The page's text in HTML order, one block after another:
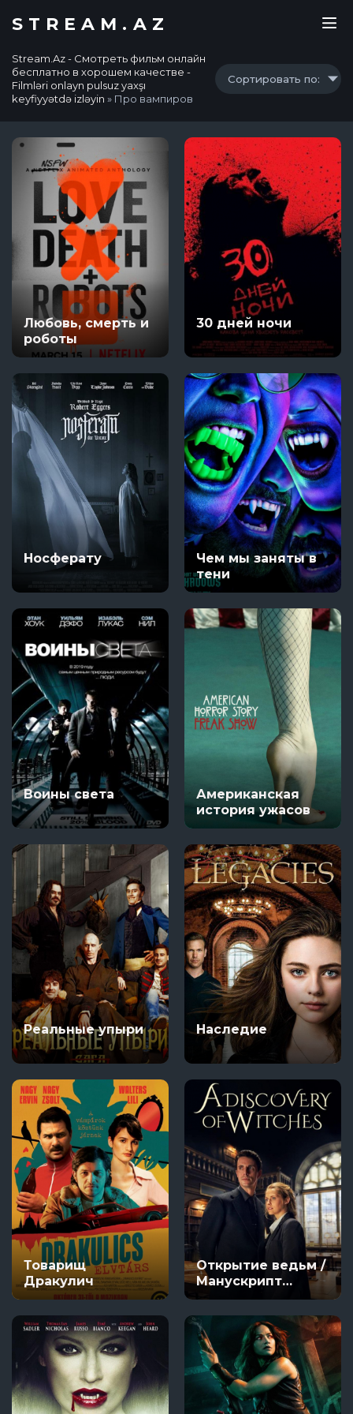
STREAM.AZ
Stream.Az - Смотреть фильм онлайн
бесплатно в хорошем качестве -
Filmləri onlayn pulsuz yaxşı
keyfiyyətdə izləyin » Про вампиров
Сортировать по:
Любовь, смерть и
роботы
30 дней ночи
Носферату
Чем мы заняты в
тени
Воины света
Американская
история ужасов
Реальные упыри Наследие
Товарищ
Дракулич
Открытие ведьм /
Манускрипт
всевластия